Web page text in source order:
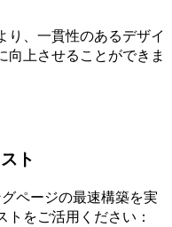
り、一貫性のあるデザイ
向上させることができま
ト
ページの最速構築を実
をご活用ください：